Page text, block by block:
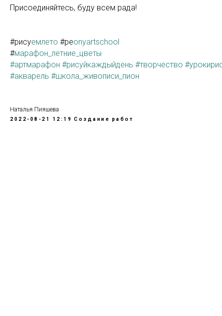
Присоединяйтесь, буду всем рада!
#рисуемлето #peonyartschool
#марафон_летние_цветы
#артмарафон #рисуйкаждыйдень #творчество
#акварель #школа_живописи_пион
Наталья Пияшева
2022-08-21 12:19 Создание работ